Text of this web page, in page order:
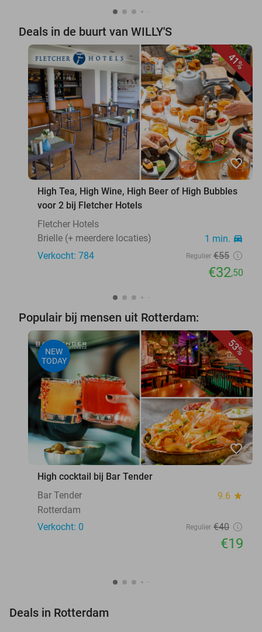
Deals in de buurt van WILLY'S
41%
favorite_border
High Tea, High Wine, High Beer of High Bubbles
voor 2 bij Fletcher Hotels
Fletcher Hotels
Brielle (+ meerdere locaties)
1 min. directions_car
Verkocht: 784 Regulier €55
€32,50
Populair bij mensen uit Rotterdam:
53%
NEW
TODAY
favorite_border
High cocktail bij Bar Tender
Bar Tender
9.6 star
Rotterdam
Verkocht: 0
Regulier €40
€19
Deals in Rotterdam